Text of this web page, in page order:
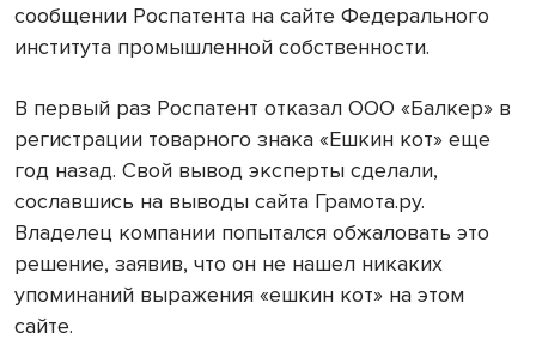
сообщении Роспатента на сайте Федерального
института промышленной собственности.
В первый раз Роспатент отказал ООО «Балкер» в
регистрации товарного знака «Ешкин кот» еще
год назад. Свой вывод эксперты сделали,
сославшись на выводы сайта Грамота.ру.
Владелец компании попытался обжаловать это
решение, заявив, что он не нашел никаких
упоминаний выражения «ешкин кот» на этом
сайте.